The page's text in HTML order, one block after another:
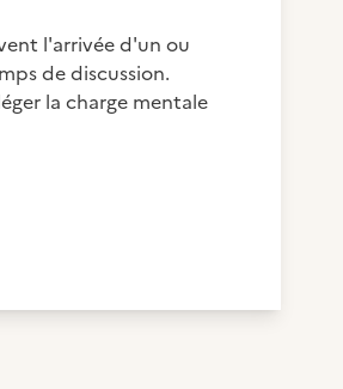
l'arrivée d'un ou
de discussion.
la charge mentale